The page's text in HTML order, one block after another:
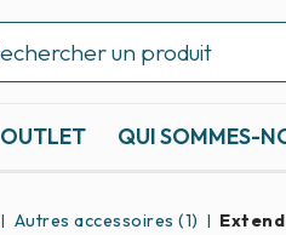
OUTLET QUI SOMMES-
Autres accessoires (1)